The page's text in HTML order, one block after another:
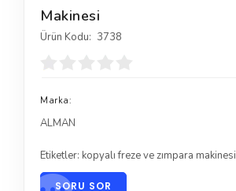
Makinesi
Ürün Kodu: 3738
Marka:
ALMAN
Etiketler: kopyalı freze ve zımpara makinesi
SORU SOR